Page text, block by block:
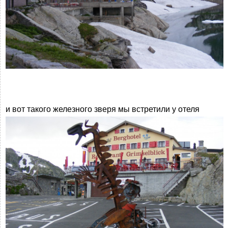
и вот такого железного зверя мы встретили у отеля